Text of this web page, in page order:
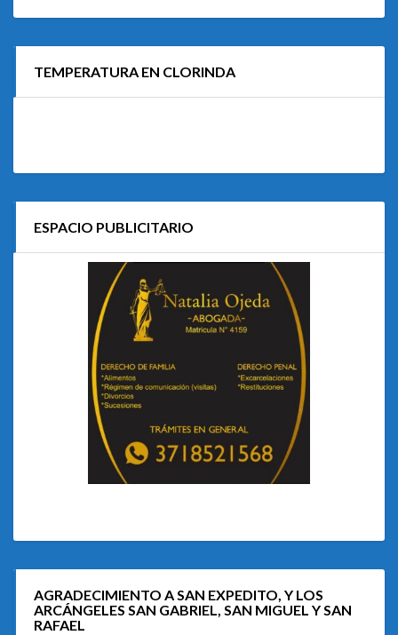
TEMPERATURA EN CLORINDA
ESPACIO PUBLICITARIO
AGRADECIMIENTO A SAN EXPEDITO, Y LOS
ARCÁNGELES SAN GABRIEL, SAN MIGUEL Y SAN
RAFAEL